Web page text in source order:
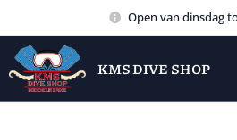
Open van dinsdag
KMS DIVE SHOP